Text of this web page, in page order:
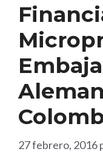
27 febrero, 2016